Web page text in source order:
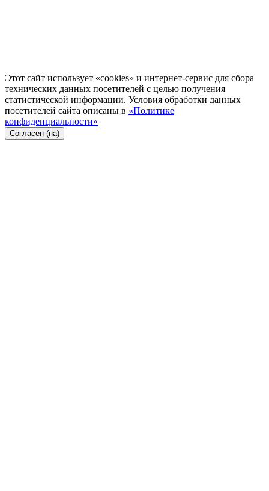
Этот сайт использует «cookies» и интернет-сервис для сбора
технических данных посетителей с целью получения
статистической информации. Условия обработки данных
посетителей сайта описаны в «Политике
конфиденциальности»
Согласен (на)